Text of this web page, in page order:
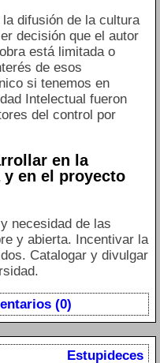
difusión de la cultura
decisión que el autor
está limitada o
de esos
si tenemos en
Intelectual fueron
del control por
en la
y en el proyecto
necesidad de las
y abierta. Incentivar la
Catalogar y divulgar
(0)
Estupideces